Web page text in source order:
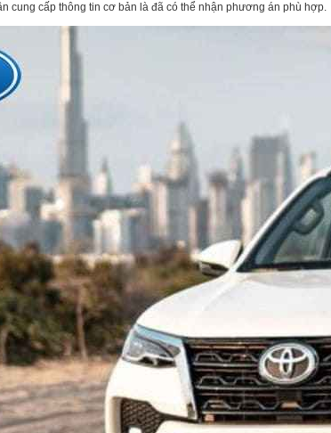
cung cấp thông tin cơ bản là đã có thể nhận phương án phù hợp.